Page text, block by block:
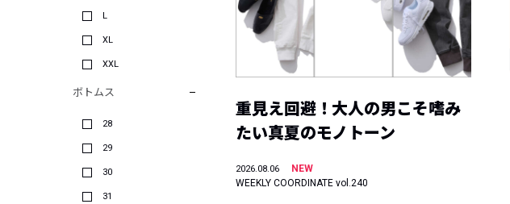
L
XL
XXL
ボトムス
28
29
30
31
重見え回避！大人の男こそ嗜み
たい真夏のモノトーン
2026.08.06
NEW
WEEKLY COORDINATE vol.240